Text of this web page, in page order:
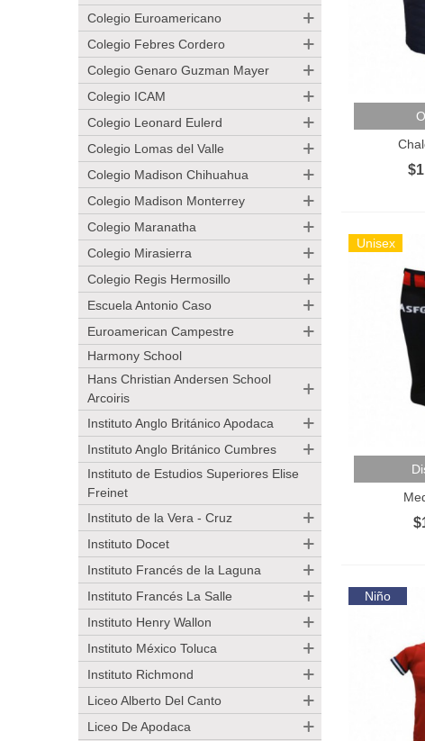
Colegio Euroamericano
Colegio Febres Cordero
Colegio Genaro Guzman Mayer
Colegio ICAM
Colegio Leonard Eulerd
Colegio Lomas del Valle
Colegio Madison Chihuahua
Colegio Madison Monterrey
Colegio Maranatha
Colegio Mirasierra
Colegio Regis Hermosillo
Escuela Antonio Caso
Euroamerican Campestre
Harmony School
Hans Christian Andersen School
Arcoiris
Instituto Anglo Británico Apodaca
Instituto Anglo Británico Cumbres
Instituto de Estudios Superiores Elise
Freinet
Instituto de la Vera - Cruz
Instituto Docet
Instituto Francés de la Laguna
Instituto Francés La Salle
Instituto Henry Wallon
Instituto México Toluca
Instituto Richmond
Liceo Alberto Del Canto
Liceo De Apodaca
Añadir Al
Unisex
Añadir Al
Niño